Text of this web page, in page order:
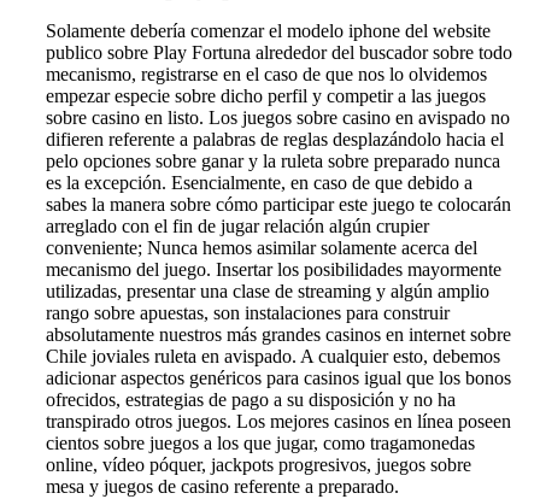
Solamente debería comenzar el modelo iphone del website
publico sobre Play Fortuna alrededor del buscador sobre todo
mecanismo, registrarse en el caso de que nos lo olvidemos
empezar especie sobre dicho perfil y competir a las juegos
sobre casino en listo. Los juegos sobre casino en avispado no
difieren referente a palabras de reglas desplazándolo hacia el
pelo opciones sobre ganar y la ruleta sobre preparado nunca
es la excepción. Esencialmente, en caso de que debido a
sabes la manera sobre cómo participar este juego te colocarán
arreglado con el fin de jugar relación algún crupier
conveniente; Nunca hemos asimilar solamente acerca del
mecanismo del juego. Insertar los posibilidades mayormente
utilizadas, presentar una clase de streaming y algún amplio
rango sobre apuestas, son instalaciones para construir
absolutamente nuestros más grandes casinos en internet sobre
Chile joviales ruleta en avispado. A cualquier esto, debemos
adicionar aspectos genéricos para casinos igual que los bonos
ofrecidos, estrategias de pago a su disposición y no ha
transpirado otros juegos. Los mejores casinos en línea poseen
cientos sobre juegos a los que jugar, como tragamonedas
online, vídeo póquer, jackpots progresivos, juegos sobre
mesa y juegos de casino referente a preparado.